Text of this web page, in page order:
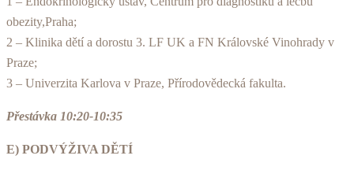
obezity,Praha;
2 – Klinika dětí a dorostu 3. LF UK a FN Královské Vinohrady v
Praze;
3 – Univerzita Karlova v Praze, Přírodovědecká fakulta.
Přestávka 10:20-10:35
E) PODVÝŽIVA DĚTÍ